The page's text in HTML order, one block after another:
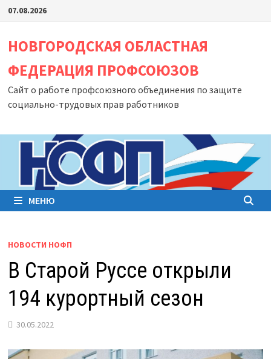
Перейти
содержимому
07.08.2026
НОВГОРОДСКАЯ ОБЛАСТНАЯ
ФЕДЕРАЦИЯ ПРОФСОЮЗОВ
Сайт о работе профсоюзного объединения по защите
социально-трудовых прав работников
МЕНЮ
НОВОСТИ НОФП
В Старой Руссе открыли
194 курортный сезон
30.05.2022